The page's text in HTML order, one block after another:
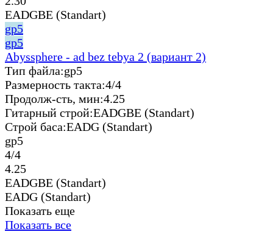
EADGBE (Standart)
gp5
gp5
Abyssphere - ad bez tebya 2 (вариант 2)
Тип файла:gp5
Размерность такта:4/4
Продолж-сть, мин:4.25
Гитарный строй:EADGBE (Standart)
Строй баса:EADG (Standart)
gp5
4/4
4.25
EADGBE (Standart)
EADG (Standart)
Показать еще
Показать все